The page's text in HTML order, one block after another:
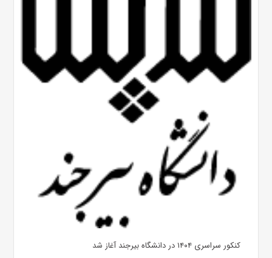
کنکور سراسری ۱۴۰۴ در دانشگاه بیرجند آغاز شد